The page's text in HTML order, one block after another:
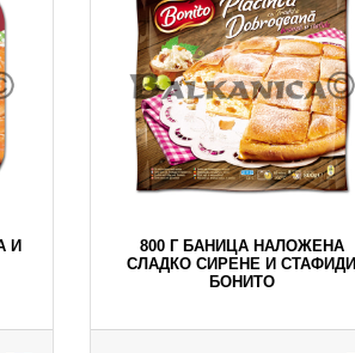
И
800 Г БАНИЦА НАЛОЖЕНА
СЛАДКО СИРЕНЕ И СТАФИДИ
БОНИТО